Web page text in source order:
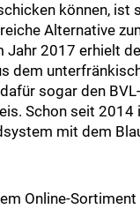
können, ist
Alternative
Jahr 2017 erhielt
dem
sogar den BVL-
Schon seit 2014
mit dem
Online-